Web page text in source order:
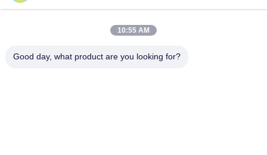
Emballage structuré
10:55 AM
Good day, what product are you looking for?